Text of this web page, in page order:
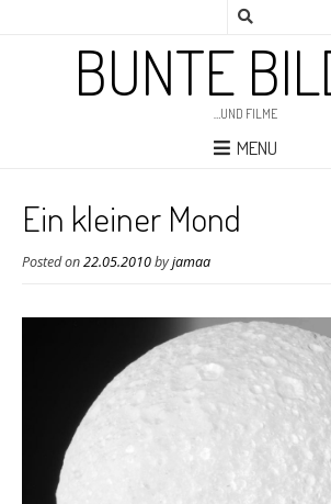
BUNTE
…UND FILME
MENU
Ein kleiner Mond
Posted on22.05.2010byjamaa